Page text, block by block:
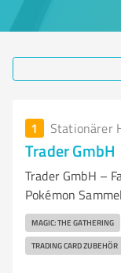
1 Stationärer
Trader GmbH
Trader GmbH –
Pokémon
MAGIC: THE GATHERING
TRADING CARD ZUBEHÖR